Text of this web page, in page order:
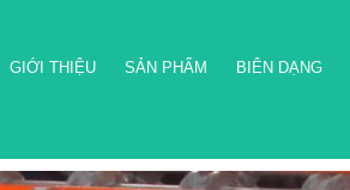
GIỚI THIỆU SẢN PHẨM BIÊN DẠNG